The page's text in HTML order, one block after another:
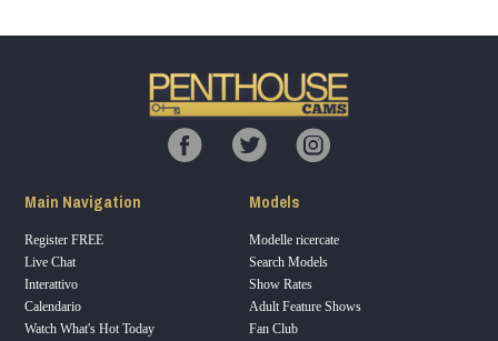
Main Navigation
Register FREE
Live Chat
Interattivo
Calendario
Watch What's Hot Today
Models
Modelle ricercate
Search Models
Show Rates
Adult Feature Shows
Fan Club
120
F
R
E
E
C
R
E
DI
T
S